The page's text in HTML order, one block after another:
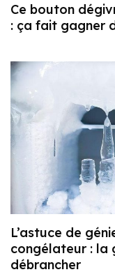
Ce bouton
: ça fait gagner
L’astuce de
congélateur : la
débrancher